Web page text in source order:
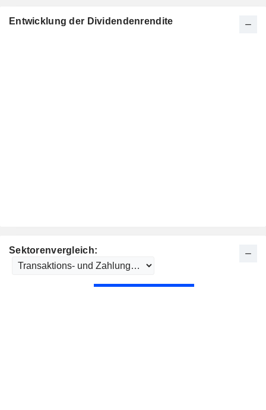
Sektorenvergleich:
Entwicklung der Dividendenrendite